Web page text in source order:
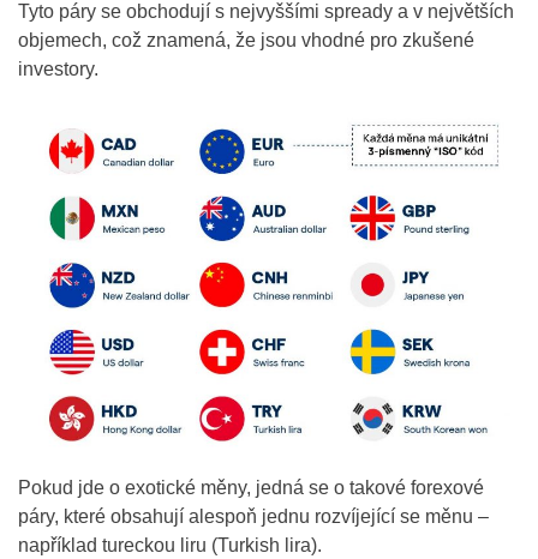
Tyto páry se obchodují s nejvyššími spready a v největších
objemech, což znamená, že jsou vhodné pro zkušené
investory.
Pokud jde o exotické měny, jedná se o takové forexové
páry, které obsahují alespoň jednu rozvíjející se měnu –
například tureckou liru (Turkish lira).